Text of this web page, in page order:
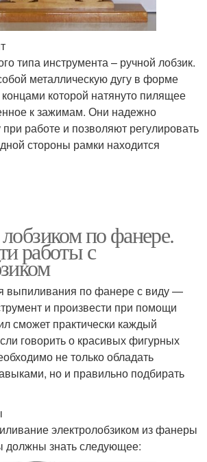
типа инструмента – ручной лобзик.
металлическую дугу в форме
которой натянуто пилящее
к зажимам. Они надежно
работе и позволяют регулировать
стороны рамки находится
по фанере.
работы с
выпиливания по фанере с виду —
и произвести при помощи
сможет практически каждый
говорить о красивых фигурных
не только обладать
но и правильно подбирать
электролобзиком из фанеры
должны знать следующее: